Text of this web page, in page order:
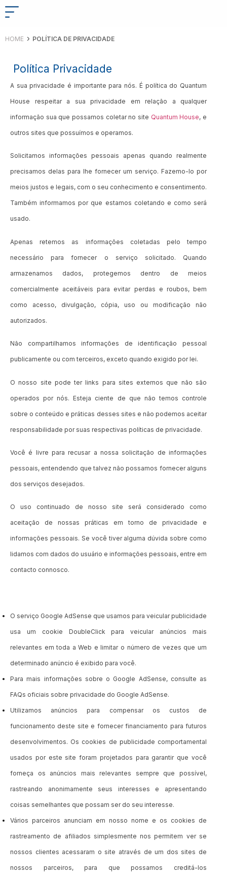
HOME POLÍTICA DE PRIVACIDADE
Política Privacidade
A sua privacidade é importante para nós. É política do Quantum
House respeitar a sua privacidade em relação a qualquer
informação sua que possamos coletar no site Quantum House, e
outros sites que possuímos e operamos.
Solicitamos informações pessoais apenas quando realmente
precisamos delas para lhe fornecer um serviço. Fazemo-lo por
meios justos e legais, com o seu conhecimento e consentimento.
Também informamos por que estamos coletando e como será
usado.
Apenas retemos as informações coletadas pelo tempo
necessário para fornecer o serviço solicitado. Quando
armazenamos dados, protegemos dentro de meios
comercialmente aceitáveis ​​para evitar perdas e roubos, bem
como acesso, divulgação, cópia, uso ou modificação não
autorizados.
Não compartilhamos informações de identificação pessoal
publicamente ou com terceiros, exceto quando exigido por lei.
O nosso site pode ter links para sites externos que não são
operados por nós. Esteja ciente de que não temos controle
sobre o conteúdo e práticas desses sites e não podemos aceitar
responsabilidade por suas respectivas políticas de privacidade.
Você é livre para recusar a nossa solicitação de informações
pessoais, entendendo que talvez não possamos fornecer alguns
dos serviços desejados.
O uso continuado de nosso site será considerado como
aceitação de nossas práticas em torno de privacidade e
informações pessoais. Se você tiver alguma dúvida sobre como
lidamos com dados do usuário e informações pessoais, entre em
contacto connosco.
O serviço Google AdSense que usamos para veicular publicidade
usa um cookie DoubleClick para veicular anúncios mais
relevantes em toda a Web e limitar o número de vezes que um
determinado anúncio é exibido para você.
Para mais informações sobre o Google AdSense, consulte as
FAQs oficiais sobre privacidade do Google AdSense.
Utilizamos anúncios para compensar os custos de
funcionamento deste site e fornecer financiamento para futuros
desenvolvimentos. Os cookies de publicidade comportamental
usados ​​por este site foram projetados para garantir que você
forneça os anúncios mais relevantes sempre que possível,
rastreando anonimamente seus interesses e apresentando
coisas semelhantes que possam ser do seu interesse.
Vários parceiros anunciam em nosso nome e os cookies de
rastreamento de afiliados simplesmente nos permitem ver se
nossos clientes acessaram o site através de um dos sites de
nossos parceiros, para que possamos creditá-los